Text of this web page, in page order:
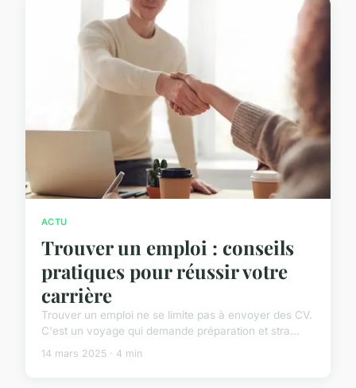
ACTU
Trouver un emploi : conseils
pratiques pour réussir votre
carrière
Trouver un emploi ne se limite pas à envoyer des CV.
C'est un voyage qui demande préparation et stra...
14 mars 2025 · 4 min